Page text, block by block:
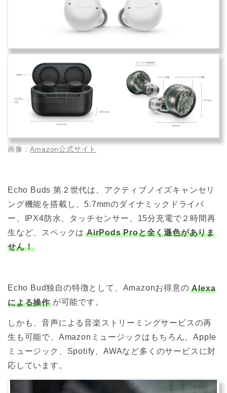
画像：Amazon公式サイト
Echo Buds 第２世代は、アクティブノイズキャンセリ
ング機能を搭載し、5.7mmのダイナミックドライバ
ー、IPX4防水、タッチセンサー、15分充電で２時間再
生など、スペックは AirPods Proと全く遜色がありま
せん！
Echo Bud独自の特徴として、Amazonお得意の Alexa
による操作 が可能です。
しかも、音声による音楽ストリーミングサービスの再
生も可能で、Amazonミュージックはもちろん、Apple
ミュージック、Spotify、AWAなど多くのサービスに対
応しています。